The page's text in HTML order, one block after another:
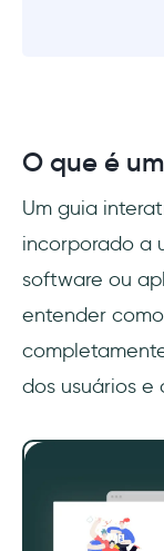
O que é
Um guia
incorporado a
software ou
entender
dos usuários e